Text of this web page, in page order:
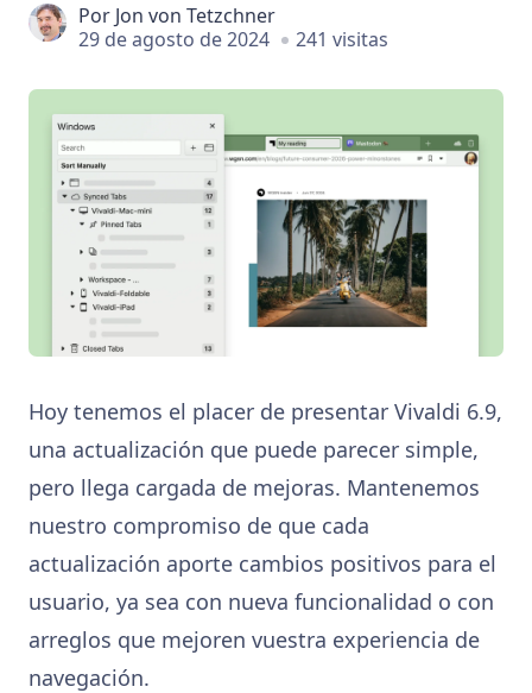
Por Jon von Tetzchner
29 de agosto de 2024
241 visitas
Hoy tenemos el placer de presentar Vivaldi 6.9,
una actualización que puede parecer simple,
pero llega cargada de mejoras. Mantenemos
nuestro compromiso de que cada
actualización aporte cambios positivos para el
usuario, ya sea con nueva funcionalidad o con
arreglos que mejoren vuestra experiencia de
navegación.